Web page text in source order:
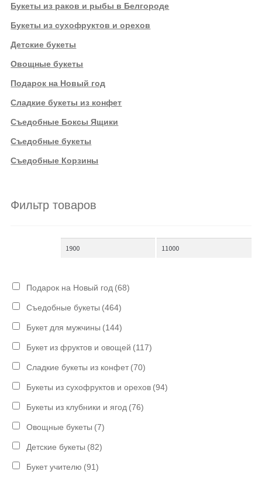
Букеты из раков и рыбы в Белгороде
Букеты из сухофруктов и орехов
Детские букеты
Овощные букеты
Подарок на Новый год
Сладкие букеты из конфет
Съедобные Боксы Ящики
Съедобные букеты
Съедобные Корзины
Фильтр товаров
Подарок на Новый год (68)
Съедобные букеты (464)
Букет для мужчины (144)
Букет из фруктов и овощей (117)
Сладкие букеты из конфет (70)
Букеты из сухофруктов и орехов (94)
Букеты из клубники и ягод (76)
Овощные букеты (7)
Детские букеты (82)
Букет учителю (91)